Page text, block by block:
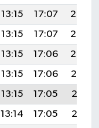
13:15 17:07
20:23
13:15 17:07
20:22
13:15 17:06
20:20
13:15 17:06
20:19
13:15 17:05
20:18
13:14 17:05
20:17